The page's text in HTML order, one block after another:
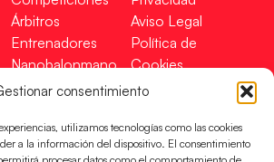
consentimiento
utilizamos tecnologías como las cookies
a la información del dispositivo. El consentimiento
Árbitros
Entrenadores
Nanobalonmano
Tienda
Aviso Legal
Política de
Cookies
Mapa Web
EN